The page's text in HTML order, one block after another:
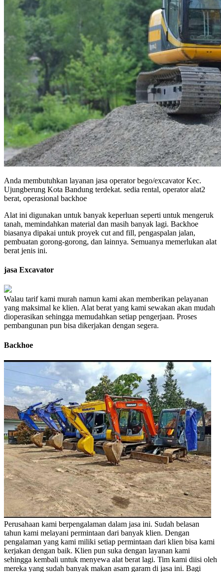
Anda membutuhkan layanan jasa operator bego/excavator Kec.
Ujungberung Kota Bandung terdekat. sedia rental, operator alat2
berat, operasional backhoe
Alat ini digunakan untuk banyak keperluan seperti untuk mengeruk
tanah, memindahkan material dan masih banyak lagi. Backhoe
biasanya dipakai untuk proyek cut and fill, pengaspalan jalan,
pembuatan gorong-gorong, dan lainnya. Semuanya memerlukan alat
berat jenis ini.
jasa Excavator
Walau tarif kami murah namun kami akan memberikan pelayanan
yang maksimal ke klien. Alat berat yang kami sewakan akan mudah
dioperasikan sehingga memudahkan setiap pengerjaan. Proses
pembangunan pun bisa dikerjakan dengan segera.
Backhoe
Perusahaan kami berpengalaman dalam jasa ini. Sudah belasan
tahun kami melayani permintaan dari banyak klien. Dengan
pengalaman yang kami miliki setiap permintaan dari klien bisa kami
kerjakan dengan baik. Klien pun suka dengan layanan kami
sehingga kembali untuk menyewa alat berat lagi. Tim kami diisi oleh
mereka yang sudah banyak makan asam garam di jasa ini. Bagi